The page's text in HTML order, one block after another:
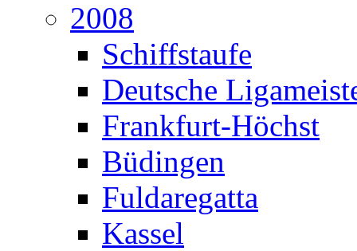
2008
Schiffstaufe
Deutsche
Frankfurt-Höchst
Büdingen
Fuldaregatta
Kassel